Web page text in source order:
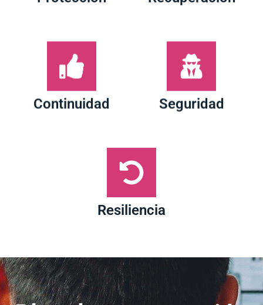
Continuidad Seguridad
Resiliencia
Plan de recuperación